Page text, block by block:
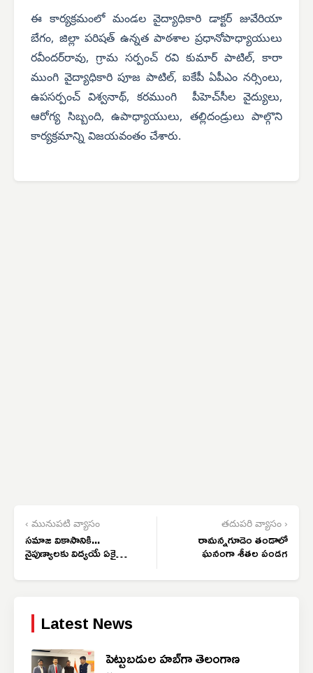
ఈ కార్యక్రమంలో మండల వైద్యాధికారి డాక్టర్ జువేరియా
బేగం, జిల్లా పరిషత్ ఉన్నత పాఠశాల ప్రధానోపాధ్యాయులు
రవీందర్‌రావు, గ్రామ సర్పంచ్ రవి కుమార్ పాటిల్, కారా
ముంగి వైద్యాధికారి పూజ పాటిల్, ఐకేపీ ఏపీఎం నర్సింలు,
ఉపసర్పంచ్ విశ్వనాథ్, కరముంగి పీహెచ్‌సీల వైద్యులు,
ఆరోగ్య సిబ్బంది, ఉపాధ్యాయులు, తల్లిదండ్రులు పాల్గొని
కార్యక్రమాన్ని విజయవంతం చేశారు.
‹ మునుపటి వ్యాసం
సమాజ వికాసానికి...
నైపుణ్యాలకు విద్యయే ఏకైక
మార్గం
తదుపరి వ్యాసం ›
రామన్నగూడెం తండాలో
ఘనంగా శీతల పండగ
Latest News
పెట్టుబడుల హబ్‌గా తెలంగాణ